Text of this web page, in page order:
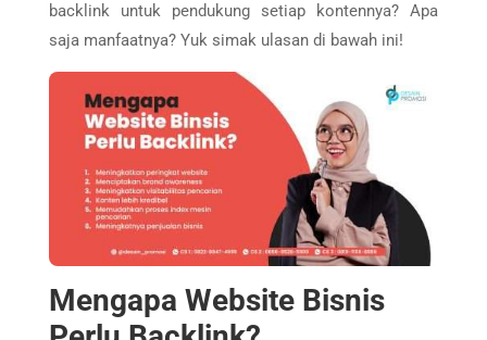
backlink untuk pendukung setiap kontennya? Apa
saja manfaatnya? Yuk simak ulasan di bawah ini!
Mengapa Website Bisnis